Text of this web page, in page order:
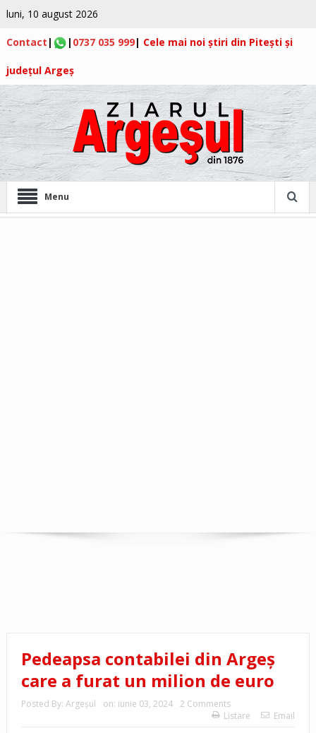
luni, 10 august 2026
Contact | | 0737 035 999| Cele mai noi știri din Pitești și
județul Argeș
Menu
Pedeapsa contabilei din Argeș
care a furat un milion de euro
Posted By: Argeşul on: iunie 03, 2024 2 Comments
Listare
Email